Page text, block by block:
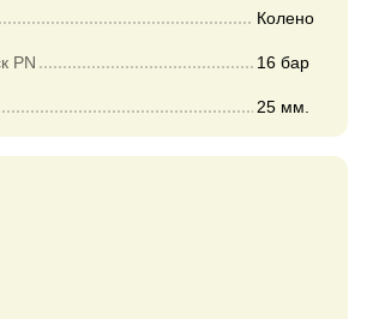
Колено
PN 16 бар
25 мм.